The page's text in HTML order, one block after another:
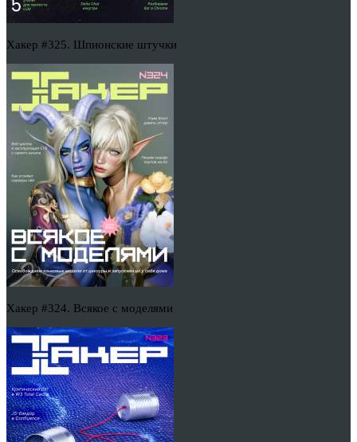
Хакер #325. Шпионские штучки
Хакер #324. Всякое с моделями